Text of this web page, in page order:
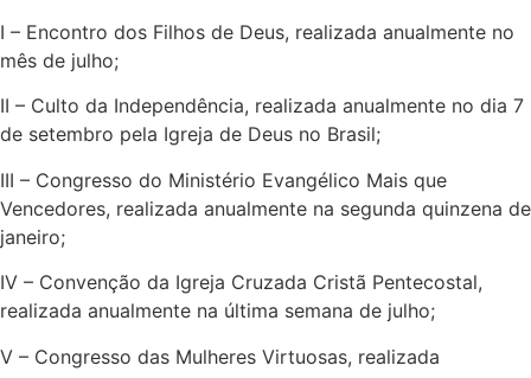
I – Encontro dos Filhos de Deus, realizada anualmente no
mês de julho;
II – Culto da Independência, realizada anualmente no dia 7
de setembro pela Igreja de Deus no Brasil;
III – Congresso do Ministério Evangélico Mais que
Vencedores, realizada anualmente na segunda quinzena de
janeiro;
IV – Convenção da Igreja Cruzada Cristã Pentecostal,
realizada anualmente na última semana de julho;
V – Congresso das Mulheres Virtuosas, realizada